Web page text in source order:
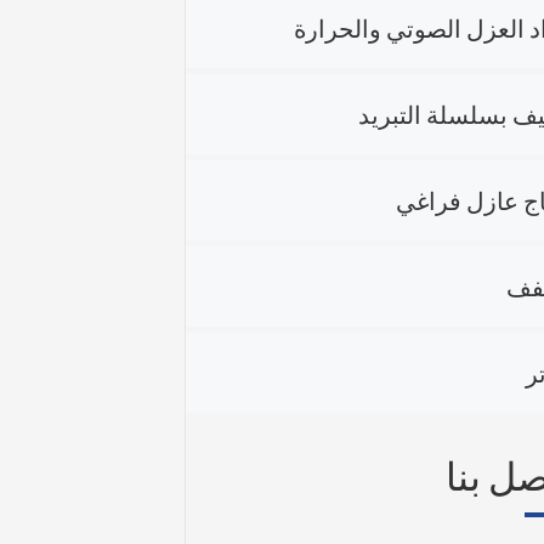
العزل الصوتي والحرارة
بسلسلة التبريد
عازل فراغي
بنا